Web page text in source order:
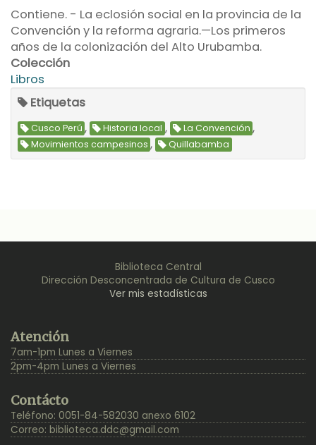
Contiene. - La eclosión social en la provincia de la
Convención y la reforma agraria.—Los primeros
años de la colonización del Alto Urubamba.
Colección
Libros
Etiquetas
Cusco Perú , Historia local , La Convención ,
Movimientos campesinos , Quillabamba
Biblioteca Central
Dirección Desconcentrada de Cultura de Cusco
Ver mis estadísticas
Top
Atención
7am-1pm Lunes a Viernes
2pm-4pm Lunes a Viernes
Contácto
Teléfono: 0051-84-582030 anexo 6102
Correo: biblioteca.ddc@gmail.com